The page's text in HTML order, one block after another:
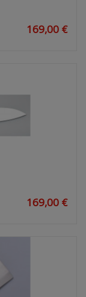
169,00 €
169,00 €